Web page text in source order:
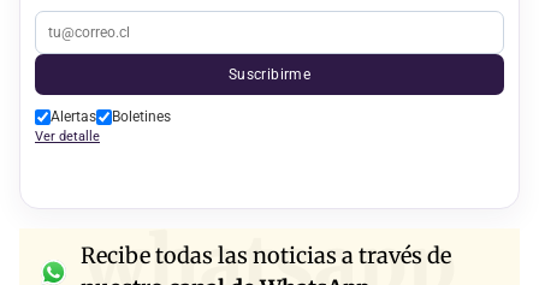
Suscribirme
Alertas Boletines
Ver detalle
whatsapp
Recibe todas las noticias a través de